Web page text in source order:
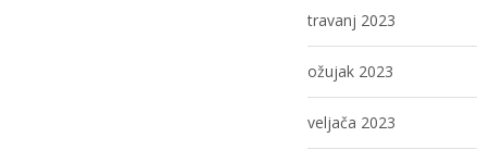
travanj 2023
ožujak 2023
veljača 2023